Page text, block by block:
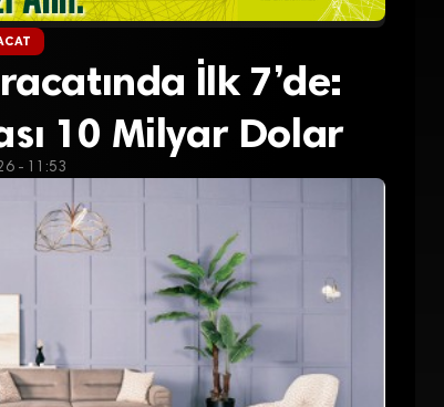
İlk 7’de:
10 Milyar Dolar
- 11:53